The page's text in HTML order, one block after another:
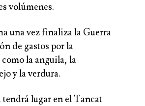
volúmenes.
una vez finaliza la Guerra
de gastos por la
la anguila, la
y la verdura.
lugar en el Tancat